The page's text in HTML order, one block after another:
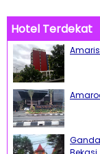
Hotel Terdekat